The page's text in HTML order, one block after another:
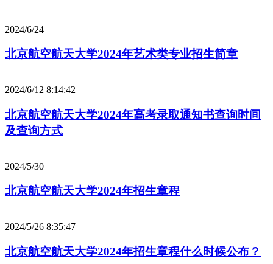
2024/6/24
北京航空航天大学2024年艺术类专业招生简章
2024/6/12 8:14:42
北京航空航天大学2024年高考录取通知书查询时间
及查询方式
2024/5/30
北京航空航天大学2024年招生章程
2024/5/26 8:35:47
北京航空航天大学2024年招生章程什么时候公布？